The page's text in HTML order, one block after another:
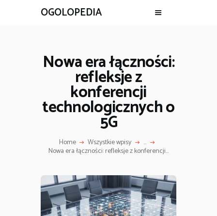
OGOLOPEDIA
Nowa era łączności:
refleksje z
konferencji
technologicznych o
5G
Home Wszystkie wpisy ...
Nowa era łączności: refleksje z konferencji...